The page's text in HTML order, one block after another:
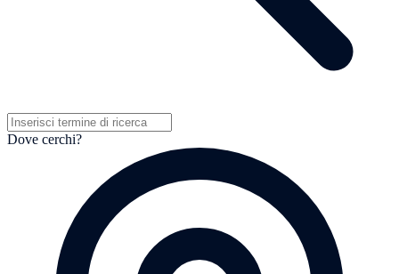
Dove cerchi?